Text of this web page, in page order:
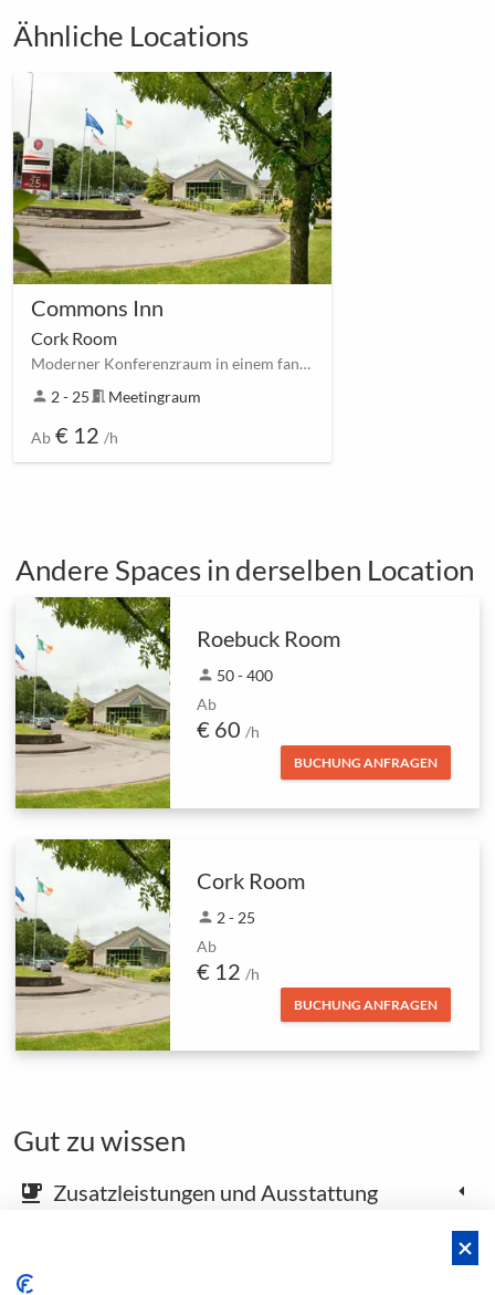
Ähnliche Locations
Commons Inn
Cork Room
Moderner Konferenzraum in einem fantastischen Ort
person 2 - 25meeting_room Meetingraum
Ab € 12 /h
Andere Spaces in derselben Location
Roebuck Room
person 50 - 400
Ab
€ 60 /h
BUCHUNG ANFRAGEN
Cork Room
person 2 - 25
Ab
€ 12 /h
BUCHUNG ANFRAGEN
Gut zu wissen
emoji_food_beverage Zusatzleistungen und Ausstattung